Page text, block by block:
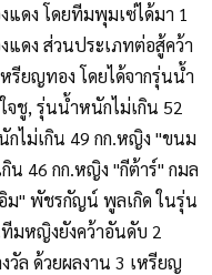
ดง โดยทีมพุมเซ่ได้มา 1
ดง ส่วนประเภทต่อสู้คว้า
รียญทอง โดยได้จากรุ่นน้ำ
จชู, รุ่นน้ำหนักไม่เกิน 52
ไม่เกิน 49 กก.หญิง "ขนม
น 46 กก.หญิง "กีต้าร์" กมล
ม" พัชรกัญน์ พูลเกิด ในรุ่น
มหญิงยังคว้าอันดับ 2
วัล ด้วยผลงาน 3 เหรียญ